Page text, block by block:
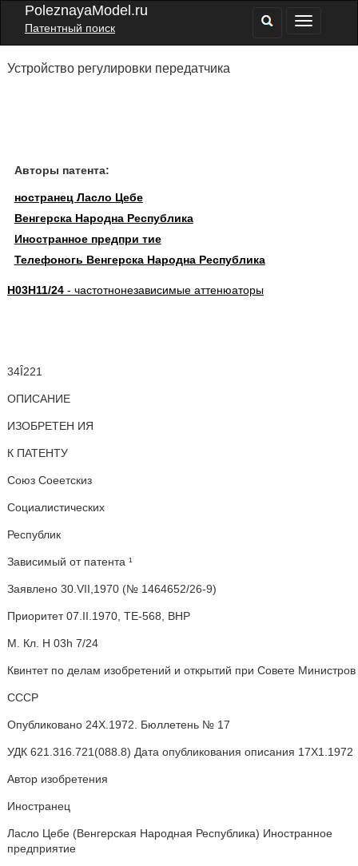
PoleznayaModel.ru
Патентный поиск
Устройство регулировки передатчика
Авторы патента:
ностранец Ласло Цебе
Венгерска Народна Республика
Иностранное предпри тие
Телефоногь Венгерска Народна Республика
H03H11/24- частотнонезависимые аттенюаторы
34Î221
ОПИСАНИЕ
ИЗОБРЕТЕН ИЯ
К ПАТЕНТУ
Союз Соеетскиз
Социалистических
Республик
Зависимый от патента ¹
Заявлено 30.VII,1970 (№ 1464652/26-9)
Приоритет 07.II.1970, ТЕ-568, ВНР
М. Кл. Н 03h 7/24
Квинтет по делам изобретений и открытий при Совете Министров
СССР
Опубликовано 24Х.1972. Бюллетень № 17
УДК 621.316.721(088.8) Дата опубликования описания 17Х1.1972
Автор изобретения
Иностранец
Ласло Цебе (Венгерская Народная Республика) Иностранное
предприятие